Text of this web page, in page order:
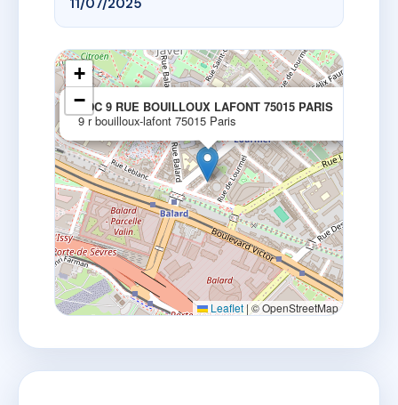
11/07/2025
SDC 9 RUE BOUILLOUX LAFONT 75015 PARIS
9 r bouilloux-lafont 75015 Paris
+
−
Leaflet | © OpenStreetMap